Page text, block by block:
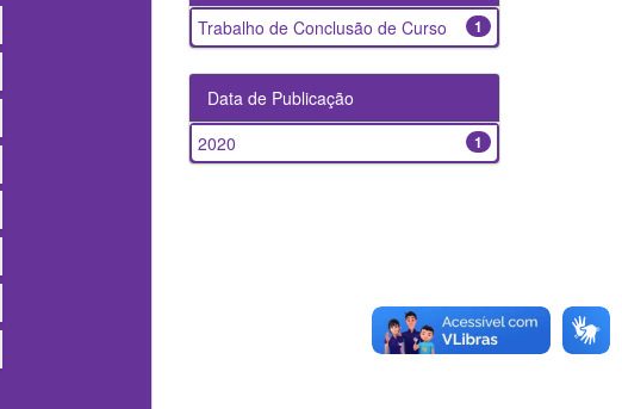
1
Trabalho de Conclusão de Curso
Data de Publicação
1
2020